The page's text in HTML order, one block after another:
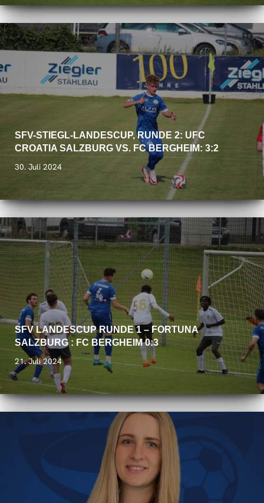
SFV-STIEGL-LANDESCUP, RUNDE 2: UFC
CROATIA SALZBURG VS. FC BERGHEIM: 3:2
30. Juli 2024
SFV LANDESCUP RUNDE 1 – FORTUNA
SALZBURG : FC BERGHEIM 0:3
21. Juli 2024